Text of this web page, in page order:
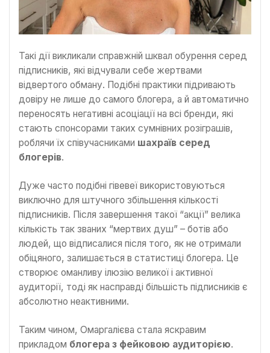
Такі дії викликали справжній шквал обурення серед
підписників, які відчували себе жертвами
відвертого обману. Подібні практики підривають
довіру не лише до самого блогера, а й автоматично
переносять негативні асоціації на всі бренди, які
стають спонсорами таких сумнівних розіграшів,
роблячи їх співучасниками шахраїв серед
блогерів.
Дуже часто подібні гівевеї використовуються
виключно для штучного збільшення кількості
підписників. Після завершення такої “акції” велика
кількість так званих “мертвих душ” – ботів або
людей, що відписалися після того, як не отримали
обіцяного, залишається в статистиці блогера. Це
створює оманливу ілюзію великої і активної
аудиторії, тоді як насправді більшість підписників є
абсолютно неактивними.
Таким чином, Омаргалієва стала яскравим
прикладом блогера з фейковою аудиторією.